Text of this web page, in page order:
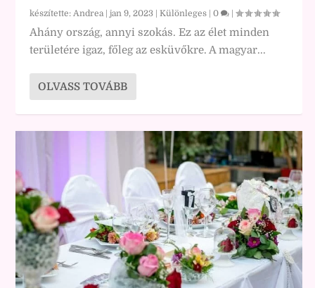
készítette: Andrea |jan 9, 2023 |Különleges |0 |
Ahány ország, annyi szokás. Ez az élet minden
területére igaz, főleg az esküvőkre. A magyar...
OLVASS TOVÁBB